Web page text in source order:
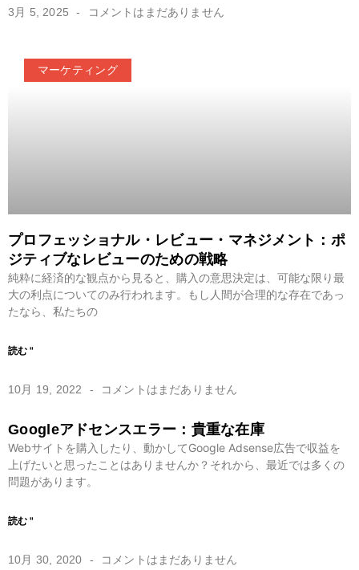
3月 5, 2025 コメントはまだありません
マーケティング
プロフェッショナル・レビュー・マネジメント：ポ
ジティブなレビューのための戦略
純粋に経済的な観点から見ると、購入の意思決定は、可能な限り最
大の利点についてのみ行われます。もし人間が合理的な存在であっ
たなら、私たちの
読む "
10月 19, 2022 コメントはまだありません
Googleアドセンスエラー：貴重な在庫
Webサイトを購入したり、動かしてGoogle Adsense広告で収益を
上げたいと思ったことはありませんか？それから、最近では多くの
問題があります。
読む "
10月 30, 2020 コメントはまだありません